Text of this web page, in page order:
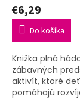
€6,29
Do košíka
Knižka plná
zábavných
aktivít, ktoré
pomáhajú